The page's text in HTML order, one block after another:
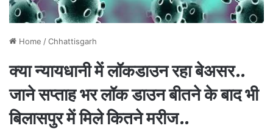
Home /Chhattisgarh
क्या न्यायधानी में लॉकडाउन रहा बेअसर..
जाने सप्ताह भर लॉक डाउन बीतने के बाद भी
बिलासपुर में मिले कितने मरीज..